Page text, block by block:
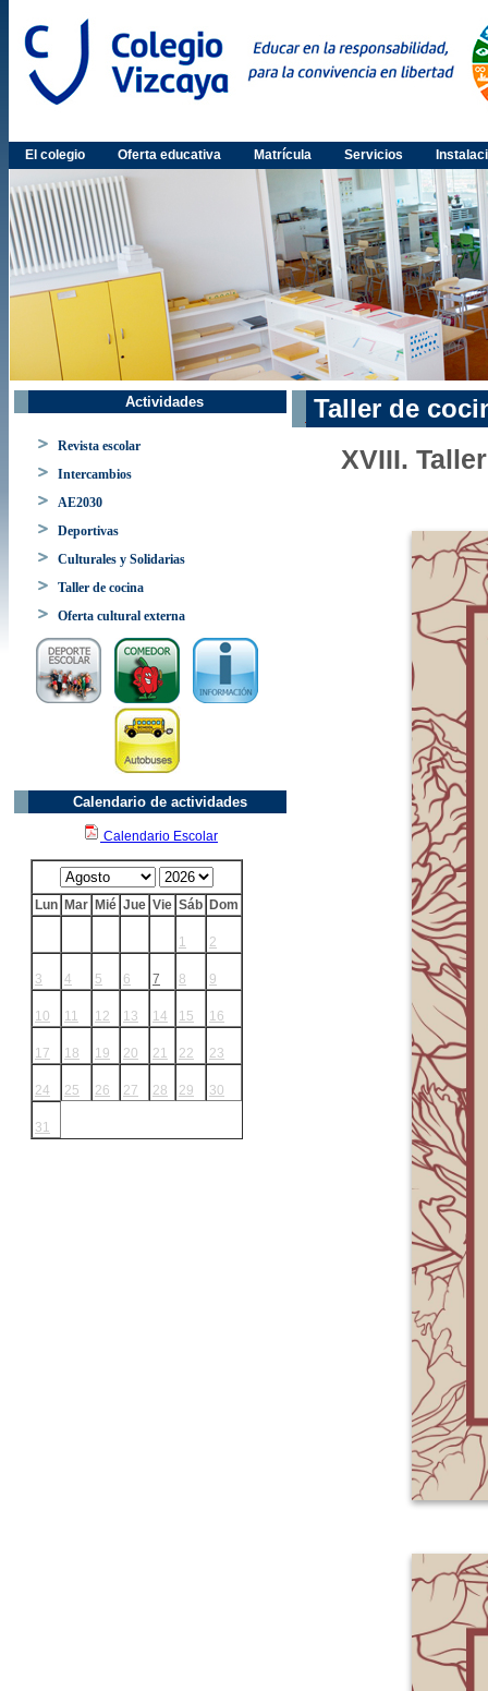
El colegio Oferta educativa Matrícula Servicios
Taller de
XVIII.
Actividades
Revista escolar
Intercambios
AE2030
Deportivas
Culturales y Solidarias
Taller de cocina
Oferta cultural externa
Calendario de actividades
Calendario Escolar
Lun Mar Mié Jue Vie Sáb Dom
1 2
3 4 5 6 7 8 9
10 11 12 13 14 15 16
17 18 19 20 21 22 23
24 25 26 27 28 29 30
31